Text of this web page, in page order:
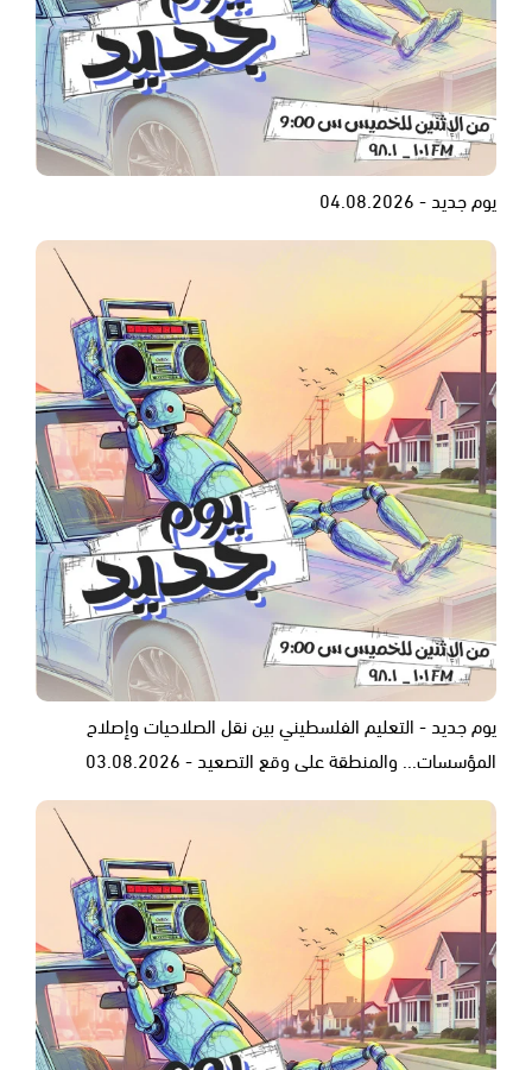
يوم جديد - 04.08.2026
يوم جديد - التعليم الفلسطيني بين نقل الصلاحيات وإصلاح
المؤسسات... والمنطقة على وقع التصعيد - 03.08.2026